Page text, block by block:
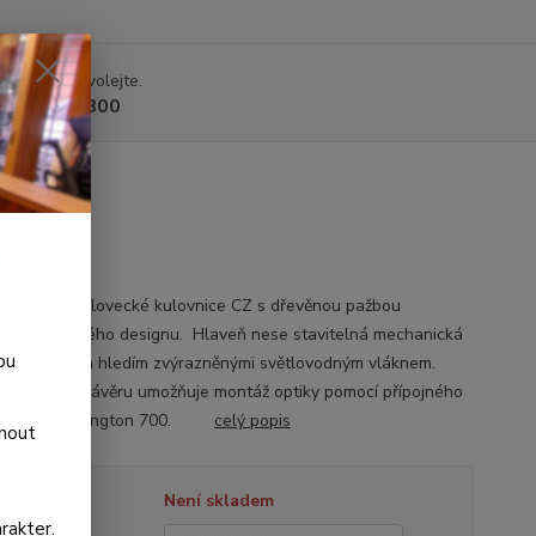
rady? Zavolejte.
375 800
podoba lovecké kulovnice CZ s dřevěnou pažbou
evropského designu. Hlaveň nese stavitelná mechanická
muškou a hledím zvýrazněnými světlovodným vláknem.
pouzdro závěru umožňuje montáž optiky pomocí přípojného
typu Remington 700. celý popis
Není skladem